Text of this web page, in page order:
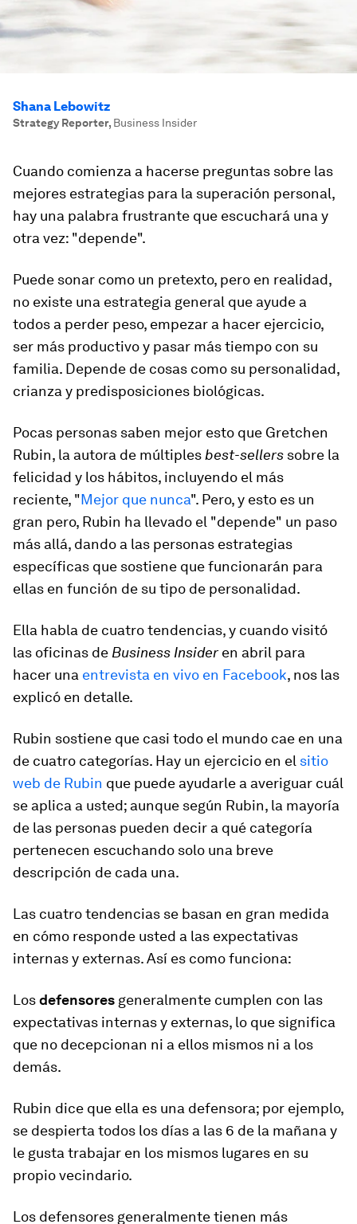
Shana Lebowitz
Strategy Reporter, Business Insider
Cuando comienza a hacerse preguntas sobre las
mejores estrategias para la superación personal,
hay una palabra frustrante que escuchará una y
otra vez: "depende".
Puede sonar como un pretexto, pero en realidad,
no existe una estrategia general que ayude a
todos a perder peso, empezar a hacer ejercicio,
ser más productivo y pasar más tiempo con su
familia. Depende de cosas como su personalidad,
crianza y predisposiciones biológicas.
Pocas personas saben mejor esto que Gretchen
Rubin, la autora de múltiples best-sellers sobre la
felicidad y los hábitos, incluyendo el más
reciente, "Mejor que nunca". Pero, y esto es un
gran pero, Rubin ha llevado el "depende" un paso
más allá, dando a las personas estrategias
específicas que sostiene que funcionarán para
ellas en función de su tipo de personalidad.
Ella habla de cuatro tendencias, y cuando visitó
las oficinas de Business Insideren abril para
hacer una entrevista en vivo en Facebook, nos las
explicó en detalle.
Rubin sostiene que casi todo el mundo cae en una
de cuatro categorías. Hay un ejercicio en el sitio
web de Rubin que puede ayudarle a averiguar cuál
se aplica a usted; aunque según Rubin, la mayoría
de las personas pueden decir a qué categoría
pertenecen escuchando solo una breve
descripción de cada una.
Las cuatro tendencias se basan en gran medida
en cómo responde usted a las expectativas
internas y externas. Así es como funciona:
Losdefensores generalmente cumplen con las
expectativas internas y externas, lo que significa
que no decepcionan ni a ellos mismos ni a los
demás.
Rubin dice que ella es una defensora; por ejemplo,
se despierta todos los días a las 6 de la mañana y
le gusta trabajar en los mismos lugares en su
propio vecindario.
Los defensores generalmente tienen más